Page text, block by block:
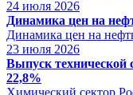
24 июля 2026
Динамика цен на
Динамика цен на
23 июля 2026
Выпуск технической
22,8%
Химический сектор